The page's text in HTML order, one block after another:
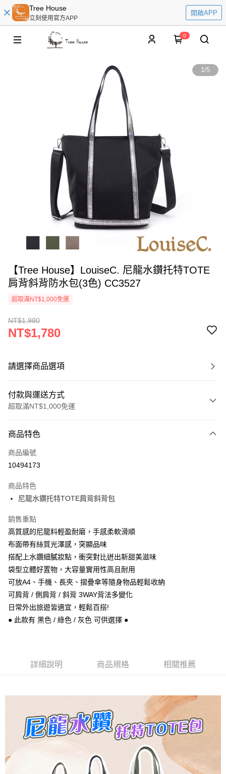
Tree House
立刻使用官方APP
開啟APP
0
1/5
【Tree House】LouiseC. 尼龍水鑽托特TOTE
肩背斜背防水包(3色) CC3527
超取滿NT$1,000免運
NT$1,980
NT$1,780
請選擇商品選項
付款與運送方式
超取滿NT$1,000免運
信用卡一次付款
信用卡分期付款
合作金庫商業銀行
華南商業銀行
國泰世華商業銀行
臺灣中小企業銀行
台中商業銀行
匯豐（台灣）商業銀行
聯邦商業銀行
遠東國際商業銀行
元大商業銀行
永豐商業銀行
玉山商業銀行
台新國際商業銀行
中國信託商業銀行
台灣樂天信用卡公司
6 期 0 利率 每期
華南商業銀行
上海商業儲蓄銀行
台北富邦商業銀行
國泰世華商業銀行
兆豐國際商業銀行
臺灣中小企業銀行
匯豐（台灣）商業銀行
華泰商業銀行
聯邦商業銀行
遠東國際商業銀行
元大商業銀行
永豐商業銀行
玉山商業銀行
星展（台灣）商業銀行
台灣樂天信用卡公司
Apple Pay
悠遊付
Google Pay
ATM付款
運送方式
全家取貨付款
每筆NT$60，滿NT$1,000(含以上)免運費
付款後7-11取貨
每筆NT$60，滿NT$1,000(含以上)免運費
宅配
每筆NT$80，滿NT$1,000(含以上)免運費
商品特色
商品編號
10494173
商品特色
尼龍水鑽托特TOTE肩背斜背包
銷售重點
高質感的尼龍料輕盈耐磨，手感柔軟滑順
布面帶有絲質光澤感，突顯品味
搭配上水鑽細膩妝點，衝突對比迸出新甜美滋味
袋型立體好置物，大容量實用性高且耐用
可放A4、手機、長夾、摺疊傘等隨身物品輕鬆收納
可肩背 / 側肩背 / 斜背 3WAY背法多變化
日常外出旅遊皆適宜，輕鬆百搭!
● 此款有 黑色 / 綠色 / 灰色 可供選擇 ●
詳細說明 商品規格 相關推薦